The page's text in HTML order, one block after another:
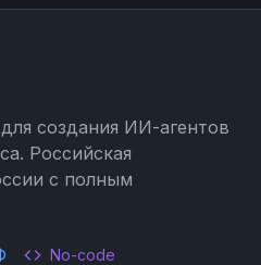
создания ИИ-агентов
Российская
с полным
No-code